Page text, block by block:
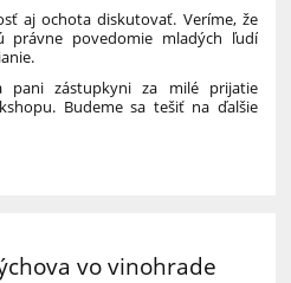
aj ochota diskutovať. Veríme, že
právne povedomie mladých ľudí
pani zástupkyni za milé prijatie
Budeme sa tešiť na ďalšie
vo vinohrade